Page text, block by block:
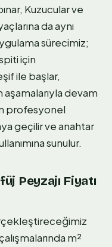
Kuzucular ve
da aynı
sürecimiz;
için
ile başlar,
aşamalarıyla devam
profesyonel
geçilir ve anahtar
sunulur.
Peyzajı Fiyatı
m²